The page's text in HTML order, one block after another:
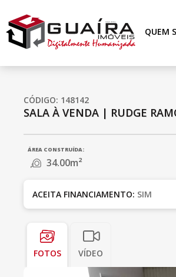
QUEM
CÓDIGO: 148142
SALA À VENDA | RUDGE
ÁREA CONSTRUÍDA:
34.00m²
ACEITA FINANCIAMENTO: SIM
FOTOS VÍDEO